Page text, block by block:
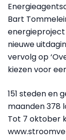
Bart
nieuwe
vervolg op
kiezen voor
151 steden en
maanden 378
Tot 7 oktober